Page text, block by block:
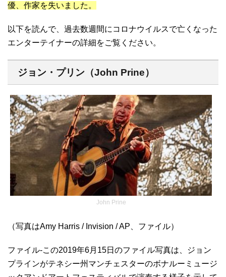
優、作家を失いました。
以下を読んで、過去数週間にコロナウイルスで亡くなった
エンターテイナーの詳細をご覧ください。
ジョン・プリン（John Prine）
John Prine
（写真はAmy Harris / Invision / AP、ファイル）
ファイル-この2019年6月15日のファイル写真は、ジョン
プラインがテネシー州マンチェスターのボナルーミュージ